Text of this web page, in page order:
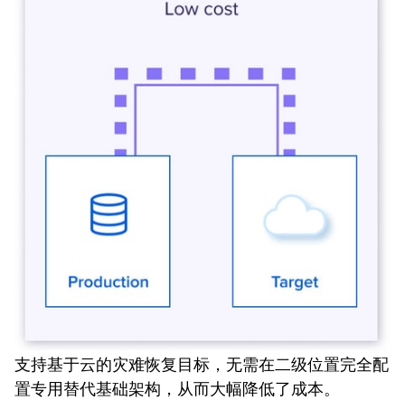
支持基于云的灾难恢复目标，无需在二级位置完全配
置专用替代基础架构，从而大幅降低了成本。